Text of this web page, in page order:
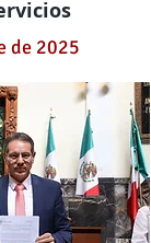
de 2025